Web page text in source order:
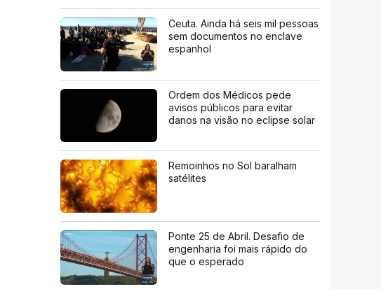
Ceuta. Ainda há seis mil pessoas
sem documentos no enclave
espanhol
Ordem dos Médicos pede
avisos públicos para evitar
danos na visão no eclipse solar
Remoinhos no Sol baralham
satélites
Ponte 25 de Abril. Desafio de
engenharia foi mais rápido do
que o esperado